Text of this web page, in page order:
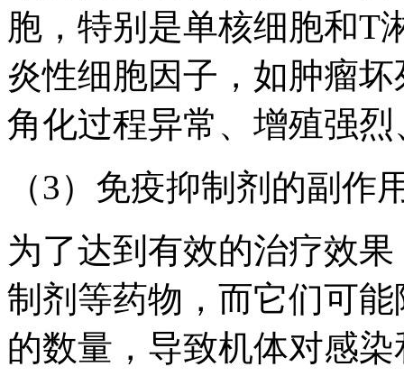
胞，特别是单核细胞和T
炎性细胞因子，如肿瘤
角化过程异常、增殖强
（3）免疫抑制剂的副作
为了达到有效的治疗效
制剂等药物，而它们可
的数量，导致机体对感